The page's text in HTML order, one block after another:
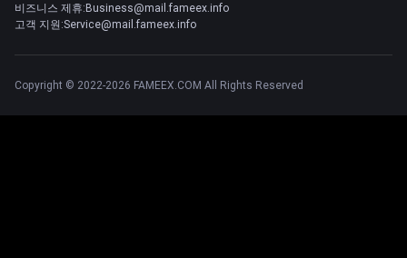
비즈니스 제휴:Business@mail.fameex.info
고객 지원:Service@mail.fameex.info
Copyright © 2022-2026 FAMEEX.COM All Rights Reserved